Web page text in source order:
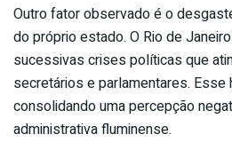
Outro fator observado é o
do próprio estado. O Rio de
sucessivas crises políticas que
secretários e parlamentares. Esse
consolidando uma percepção
administrativa fluminense.